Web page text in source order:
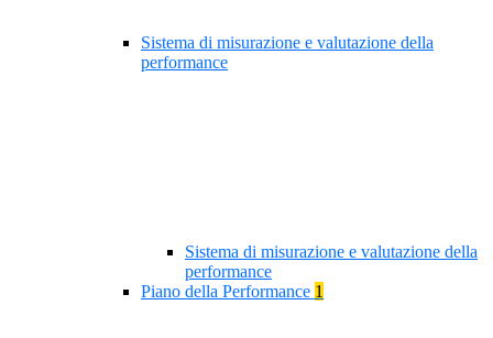
Sistema di misurazione e valutazione della
performance
Sistema di misurazione e valutazione della
performance
Piano della Performance 1